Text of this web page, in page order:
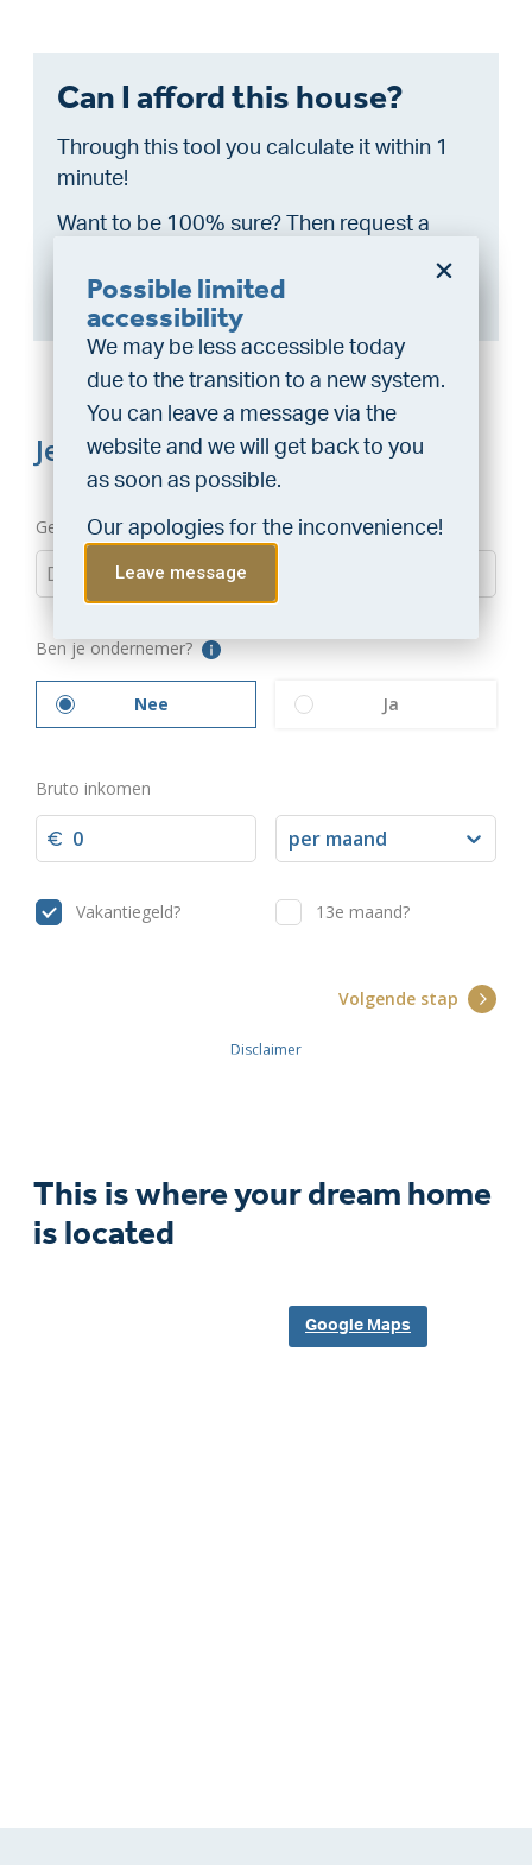
Can I afford this house?
Through this tool you calculate it within 1
minute!
Want to be 100% sure? Then request a
here.
This is where your dream home
is located
Google Maps
Do you want a better
chance at being assigned a
home?
Do the financing check and get
“priority” allocation. As an exclusive
service, VLIEG Mortgages offers
Do the check!
Possible limited
accessibility
We may be less accessible today
due to the transition to a new system.
You can leave a message via the
website and we will get back to you
as soon as possible.
Our apologies for the inconvenience!
Leave message